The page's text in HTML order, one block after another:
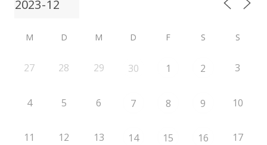
M D M D F S S
27 28 29 30 1 2 3
4 5 6 7 8 9 10
11 12 13 14 15 16 17